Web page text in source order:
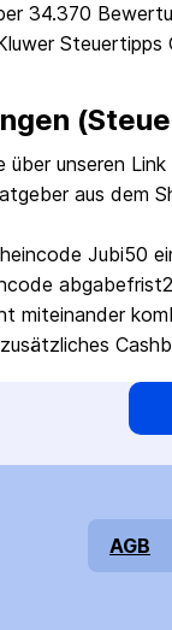
34.370
unseren Link
aus dem
Jubi50
miteinander
AGB